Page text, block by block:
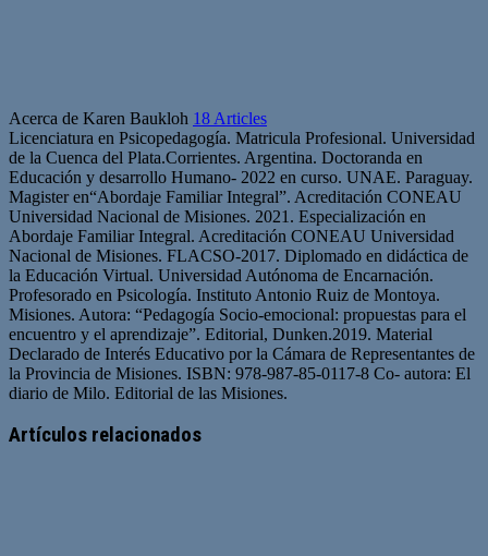
Acerca de Karen Baukloh 18 Articles
Licenciatura en Psicopedagogía. Matricula Profesional. Universidad
de la Cuenca del Plata.Corrientes. Argentina. Doctoranda en
Educación y desarrollo Humano- 2022 en curso. UNAE. Paraguay.
Magister en“Abordaje Familiar Integral”. Acreditación CONEAU
Universidad Nacional de Misiones. 2021. Especialización en
Abordaje Familiar Integral. Acreditación CONEAU Universidad
Nacional de Misiones. FLACSO-2017. Diplomado en didáctica de
la Educación Virtual. Universidad Autónoma de Encarnación.
Profesorado en Psicología. Instituto Antonio Ruiz de Montoya.
Misiones. Autora: “Pedagogía Socio-emocional: propuestas para el
encuentro y el aprendizaje”. Editorial, Dunken.2019. Material
Declarado de Interés Educativo por la Cámara de Representantes de
la Provincia de Misiones. ISBN: 978-987-85-0117-8 Co- autora: El
diario de Milo. Editorial de las Misiones.
Artículos relacionados